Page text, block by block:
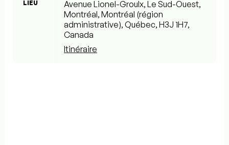
LIEU
Avenue Lionel-Groulx, Le Sud-Ouest,
Montréal, Montréal (région
administrative), Québec, H3J 1H7,
Canada
Itinéraire